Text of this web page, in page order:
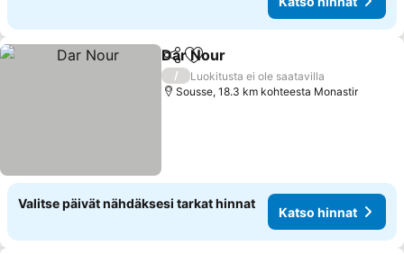
Jaa Lisää suosikkeihin
Dar Nour
/
Luokitusta ei ole saatavilla
Sousse, 18.3 km kohteesta Monastir
Valitse päivät nähdäksesi tarkat hinnat
Katso hinnat